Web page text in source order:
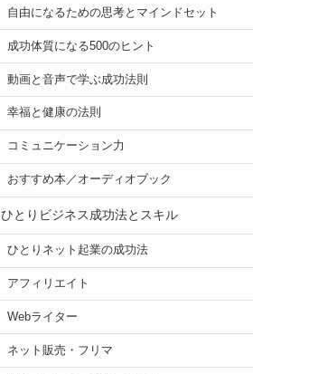
自由になるための思考とマインドセット
成功体質になる500のヒント
動画と音声で学ぶ成功法則
幸福と健康の法則
コミュニケーション力
おすすめ本／オーディオブック
ひとりビジネス成功法とスキル
ひとりネット起業の成功法
アフィリエイト
Webライター
ネット販売・フリマ